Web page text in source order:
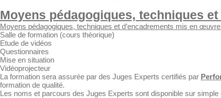
Moyens pédagogiques, techniques
Moyens pédagogiques, techniques et d’encadrements mis en
Salle de formation (cours théorique)
Etude de vidéos
Questionnaires
Mise en situation
Vidéoprojecteur
La formation sera assurée par des Juges Experts certifiés par
formation de qualité.
Les noms et parcours des Juges Experts sont disponible sur simple